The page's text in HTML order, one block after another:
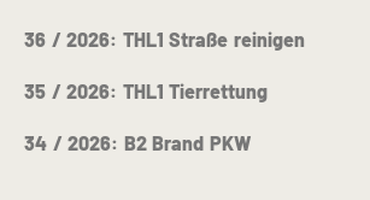
36 / 2026: THL1 Straße reinigen
35 / 2026: THL1 Tierrettung
34 / 2026: B2 Brand PKW